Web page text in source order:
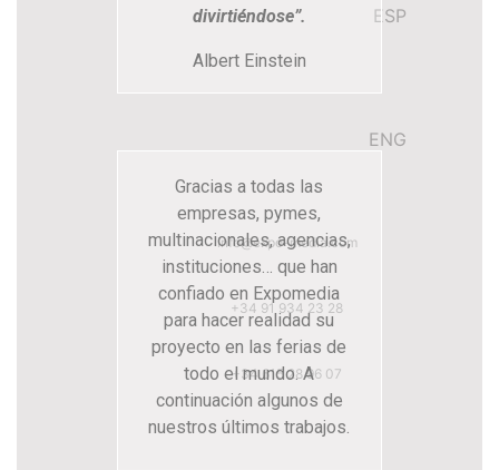
ESP
ENG
info@expo-media.com
+34 91 934 23 28
+34 615 28 96 07
divirtiéndose”.
Albert Einstein
Gracias a todas las
empresas, pymes,
multinacionales, agencias,
instituciones… que han
confiado en Expomedia
para hacer realidad su
proyecto en las ferias de
todo el mundo. A
continuación algunos de
nuestros últimos trabajos.